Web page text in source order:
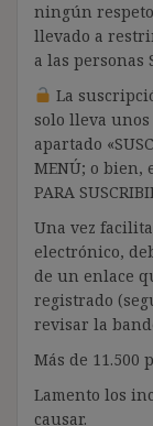
ningún
llevado a
a las personas
La
solo lleva
apartado
MENÚ; o bien,
PARA
Una vez
electrónico,
de un enlace
registrado
revisar la
Más de 11.500
Lamento los
causar.